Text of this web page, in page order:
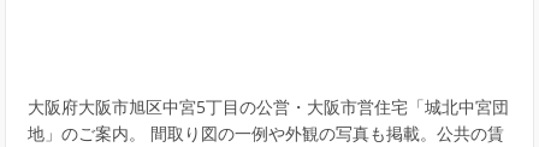
大阪府大阪市旭区中宮5丁目の公営・大阪市営住宅「城北中宮団
地」のご案内。 間取り図の一例や外観の写真も掲載。公共の賃